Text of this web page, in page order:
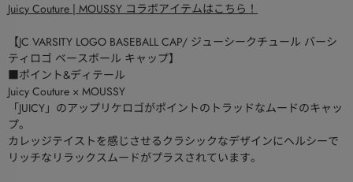
Juicy Couture | MOUSSY コラボアイテムはこちら！
【JC VARSITY LOGO BASEBALL CAP/ ジューシークチュール バーシ
ティロゴ ベースボール キャップ】
■ポイント&ディテール
Juicy Couture × MOUSSY
「JUICY」のアップリケロゴがポイントのトラッドなムードのキャッ
プ。
カレッジテイストを感じさせるクラシックなデザインにヘルシーで
リッチなリラックスムードがプラスされています。